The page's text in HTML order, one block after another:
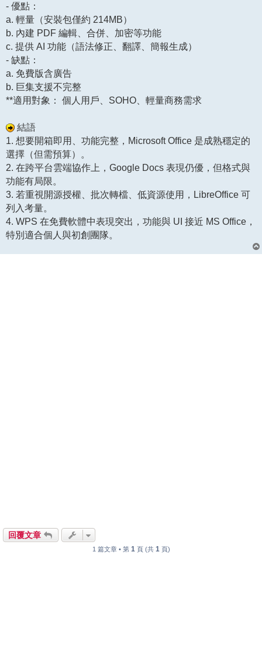
- 優點：
a. 輕量（安裝包僅約 214MB）
b. 內建 PDF 編輯、合併、加密等功能
c. 提供 AI 功能（語法修正、翻譯、簡報生成）
- 缺點：
a. 免費版含廣告
b. 巨集支援不完整
**適用對象： 個人用戶、SOHO、輕量商務需求
結語
1. 想要開箱即用、功能完整，Microsoft Office 是成熟穩定的
選擇（但需預算）。
2. 在跨平台雲端協作上，Google Docs 表現仍優，但格式與
功能有局限。
3. 若重視開源授權、批次轉檔、低資源使用，LibreOffice 可
列入考量。
4. WPS 在免費軟體中表現突出，功能與 UI 接近 MS Office，
特別適合個人與初創團隊。
回覆文章
1 篇文章 • 第 1 頁 (共 1 頁)